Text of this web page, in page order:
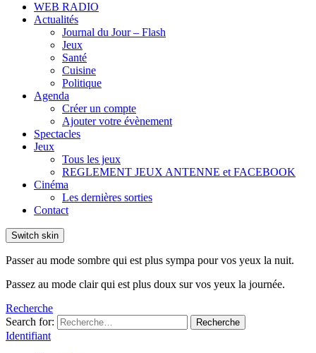
WEB RADIO
Actualités
Journal du Jour – Flash
Jeux
Santé
Cuisine
Politique
Agenda
Créer un compte
Ajouter votre évènement
Spectacles
Jeux
Tous les jeux
REGLEMENT JEUX ANTENNE et FACEBOOK
Cinéma
Les dernières sorties
Contact
Switch skin
Passer au mode sombre qui est plus sympa pour vos yeux la nuit.
Passez au mode clair qui est plus doux sur vos yeux la journée.
Recherche
Search for:
Recherche
Identifiant